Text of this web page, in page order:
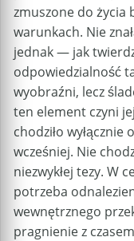
zmuszone do życia
warunkach. Nie
jednak — jak
odpowiedzialność
wyobraźni, lecz
ten element czyni
chodziło wyłącznie
wcześniej. Nie
niezwykłej tezy. W
potrzeba
wewnętrznego
pragnienie z